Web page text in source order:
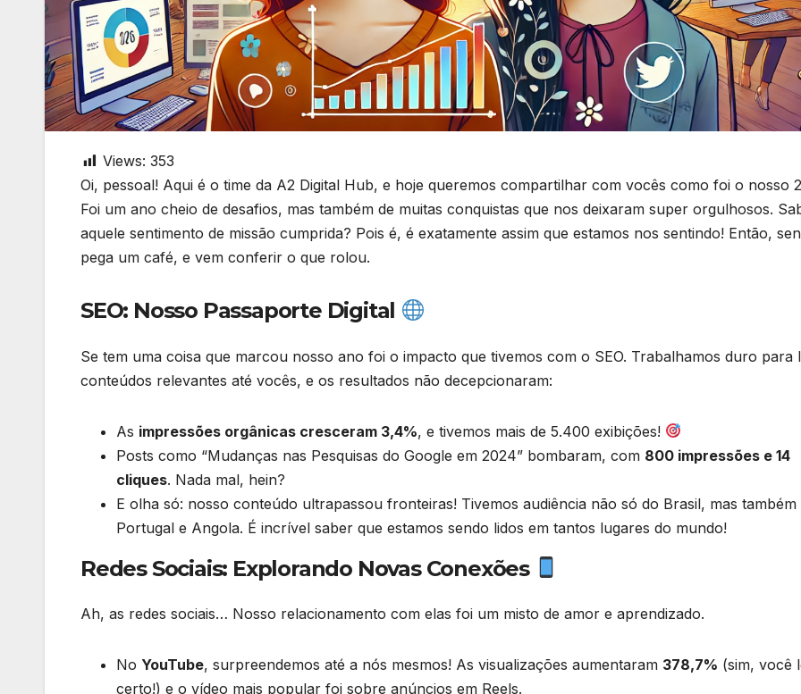
Views: 353
Oi, pessoal! Aqui é o time da A2 Digital Hub, e hoje queremos compartilhar com vocês como foi o nosso
Foi um ano cheio de desafios, mas também de muitas conquistas que nos deixaram super orgulhosos.
aquele sentimento de missão cumprida? Pois é, é exatamente assim que estamos nos sentindo! Então,
pega um café, e vem conferir o que rolou.
SEO: Nosso Passaporte Digital
Se tem uma coisa que marcou nosso ano foi o impacto que tivemos com o SEO. Trabalhamos duro para
conteúdos relevantes até vocês, e os resultados não decepcionaram:
As impressões orgânicas cresceram 3,4%, e tivemos mais de 5.400 exibições!
Posts como “Mudanças nas Pesquisas do Google em 2024” bombaram, com 800 impressões e 14
cliques. Nada mal, hein?
E olha só: nosso conteúdo ultrapassou fronteiras! Tivemos audiência não só do Brasil, mas também
Portugal e Angola. É incrível saber que estamos sendo lidos em tantos lugares do mundo!
Redes Sociais: Explorando Novas Conexões
Ah, as redes sociais… Nosso relacionamento com elas foi um misto de amor e aprendizado.
No YouTube, surpreendemos até a nós mesmos! As visualizações aumentaram 378,7% (sim, você
certo!) e o vídeo mais popular foi sobre anúncios em Reels.